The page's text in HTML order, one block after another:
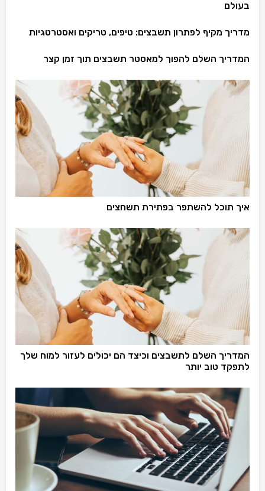
בעולם
מדריך מקיף לפתרון תשבצים: טיפים, טריקים ואסטרטגיות
המדריך השלם להפוך למאסטר תשבצים תוך זמן קצר
איך תוכל להשתפר בפתירת תשחצים
המדריך השלם לתשבצים וכיצד הם יכולים לעזור למוח שלך
לתפקד טוב יותר